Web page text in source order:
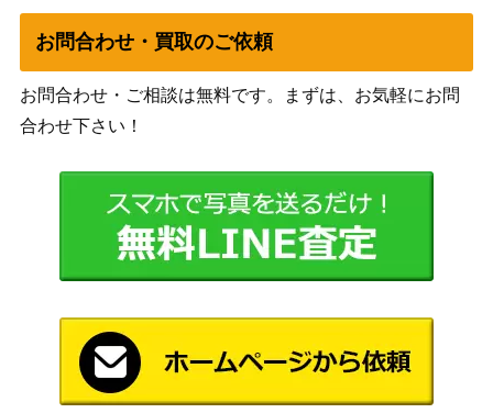
(GU/W88-042OF
R)
（ご注文はうさぎですか？
BLOOM）
2,500
Anniversary Rabbi
t 真手凛【GU/WE4
6-55SP】
ブシロード
（「ご注文はうさぎです
1,300
Y/W114-080AB
ブシロード
（『青春ブタ野郎』シリー
ズ）
悪魔の心臓を持つ
ド（CSM/S96-035
1,400
割り切れない想い
ブシロード
お問合わせ・買取のご依頼
お問合わせ・ご相談は無料です。まずは、お気軽にお問
合わせ下さい！